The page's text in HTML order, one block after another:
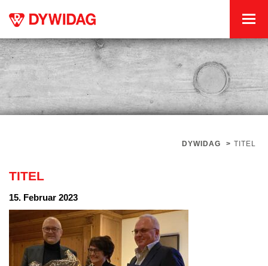
DYWIDAG > TITEL
TITEL
15. Februar 2023